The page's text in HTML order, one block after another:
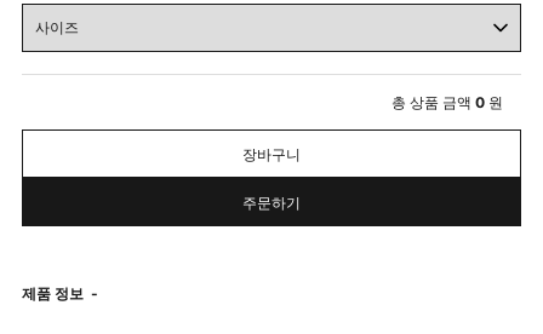
총 상품 금액 0 원
장바구니
주문하기
제품 정보 -